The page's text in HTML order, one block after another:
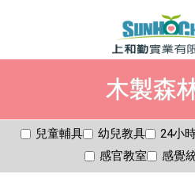
木製森
兒童輔具 幼兒教具 24小
感官教室
感覺